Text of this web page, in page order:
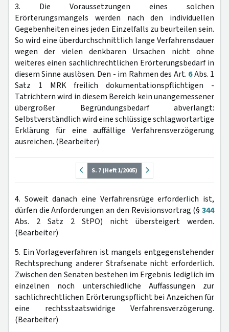
3. Die Voraussetzungen eines solchen
Erörterungsmangels werden nach den individuellen
Gegebenheiten eines jeden Einzelfalls zu beurteilen sein.
So wird eine überdurchschnittlich lange Verfahrensdauer
wegen der vielen denkbaren Ursachen nicht ohne
weiteres einen sachlichrechtlichen Erörterungsbedarf in
diesem Sinne auslösen. Den - im Rahmen des Art. 6Abs. 1
Satz 1 MRK freilich dokumentationspflichtigen -
Tatrichtern wird in diesem Bereich kein unangemessener
übergroßer Begründungsbedarf abverlangt:
Selbstverständlich wird eine schlüssige schlagwortartige
Erklärung für eine auffällige Verfahrensverzögerung
ausreichen. (Bearbeiter)
S. 7 (Heft 1/2005)
4. Soweit danach eine Verfahrensrüge erforderlich ist,
dürfen die Anforderungen an den Revisionsvortrag (§ 344
Abs. 2 Satz 2 StPO) nicht übersteigert werden.
(Bearbeiter)
5. Ein Vorlageverfahren ist mangels entgegenstehender
Rechtsprechung anderer Strafsenate nicht erforderlich.
Zwischen den Senaten bestehen im Ergebnis lediglich im
einzelnen noch unterschiedliche Auffassungen zur
sachlichrechtlichen Erörterungspflicht bei Anzeichen für
eine rechtsstaatswidrige Verfahrensverzögerung.
(Bearbeiter)